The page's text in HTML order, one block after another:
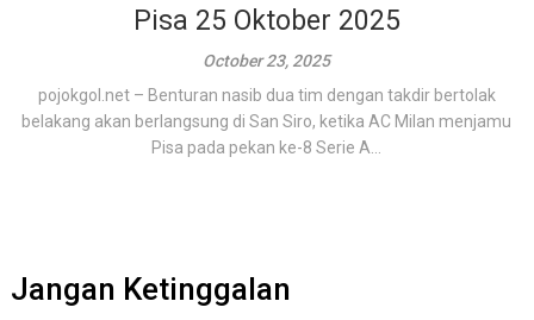
Pisa 25 Oktober 2025
October 23, 2025
pojokgol.net – Benturan nasib dua tim dengan takdir bertolak
belakang akan berlangsung di San Siro, ketika AC Milan menjamu
Pisa pada pekan ke-8 Serie A...
Jangan Ketinggalan